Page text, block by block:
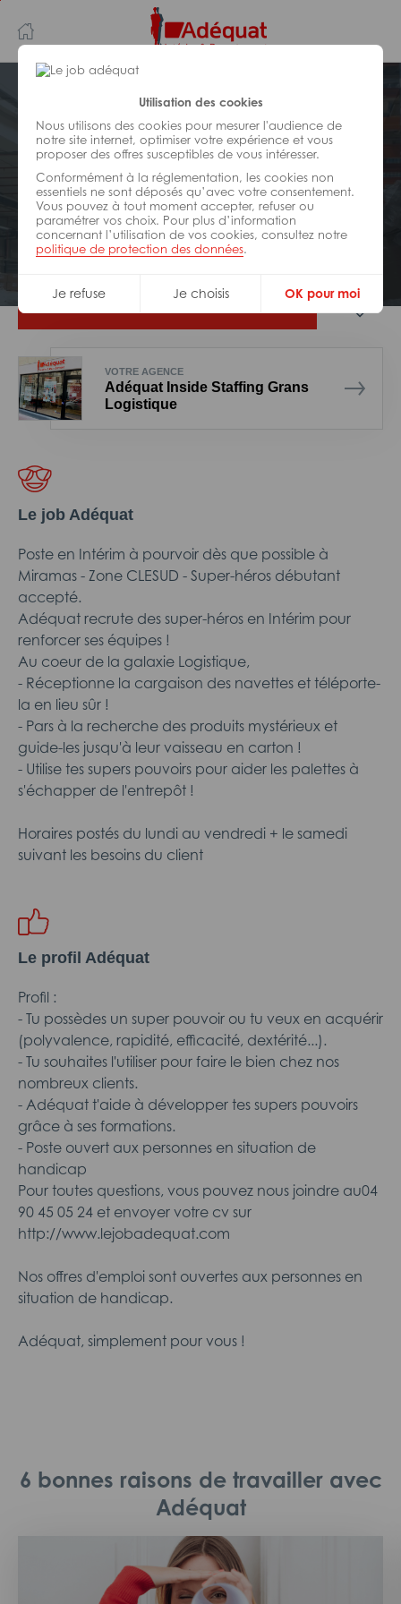
Utilisation des cookies
Nous utilisons des cookies pour mesurer l'audience de
notre site internet, optimiser votre expérience et vous
proposer des offres susceptibles de vous intéresser.
Conformément à la réglementation, les cookies non
essentiels ne sont déposés qu’avec votre consentement.
Vous pouvez à tout moment accepter, refuser ou
paramétrer vos choix. Pour plus d’information
concernant l’utilisation de vos cookies, consultez notre
politique de protection des données.
Je refuse Je choisis OK pour moi
au
contenu
principal
navigation
LOGISTIQUE
Réf : 0IB-193911
Manutentionnaire logistique H/F
Interim Miramas
VOTRE AGENCE
Adéquat Inside Staffing Grans
Logistique
Le job Adéquat
Poste en Intérim à pourvoir dès que possible à
Miramas - Zone CLESUD - Super-héros débutant
accepté.
Adéquat recrute des super-héros en Intérim pour
renforcer ses équipes !
Au coeur de la galaxie Logistique,
- Réceptionne la cargaison des navettes et téléporte-
la en lieu sûr !
- Pars à la recherche des produits mystérieux et
guide-les jusqu'à leur vaisseau en carton !
- Utilise tes supers pouvoirs pour aider les palettes à
s'échapper de l'entrepôt !
Horaires postés du lundi au vendredi + le samedi
suivant les besoins du client
Le profil Adéquat
Profil :
- Tu possèdes un super pouvoir ou tu veux en acquérir
(polyvalence, rapidité, efficacité, dextérité...).
- Tu souhaites l'utiliser pour faire le bien chez nos
nombreux clients.
- Adéquat t'aide à développer tes supers pouvoirs
grâce à ses formations.
- Poste ouvert aux personnes en situation de
handicap
Pour toutes questions, vous pouvez nous joindre au04
90 45 05 24 et envoyer votre cv sur
http://www.lejobadequat.com
Nos offres d'emploi sont ouvertes aux personnes en
situation de handicap.
Adéquat, simplement pour vous !
6 bonnes raisons de travailler avec
Adéquat